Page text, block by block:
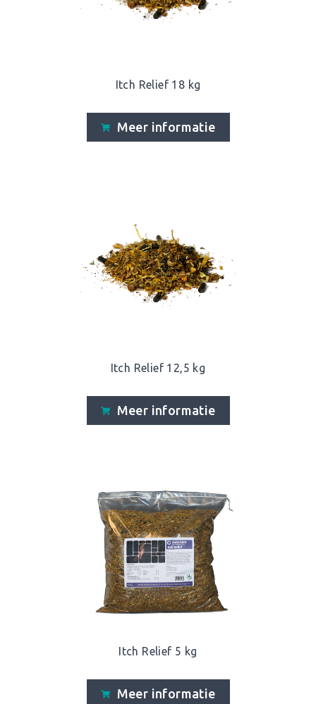
Itch Relief 18 kg
Meer informatie
Itch Relief 12,5 kg
Meer informatie
Itch Relief 5 kg
Meer informatie